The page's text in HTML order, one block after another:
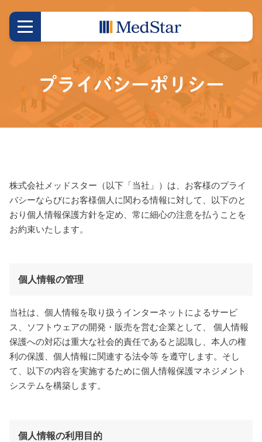
プライバシーポリシー
株式会社メッドスター（以下「当社」）は、お客様のプライ
バシーならびにお客様個人に関わる情報に対して、以下のと
おり個人情報保護方針を定め、常に細心の注意を払うことを
お約束いたします。
個人情報の管理
当社は、個人情報を取り扱うインターネットによるサービ
ス、ソフトウェアの開発・販売を営む企業として、 個人情報
保護への対応は重大な社会的責任であると認識し、本人の権
利の保護、個人情報に関連する法令等 を遵守します。そし
て、以下の内容を実施するために個人情報保護マネジメント
システムを構築します。
個人情報の利用目的